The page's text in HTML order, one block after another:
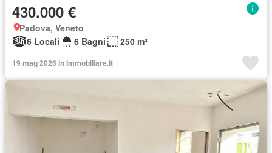
430.000 €
Padova, Veneto
6 Locali
6 Bagni 250 m²
19 mag 2026 in Immobiliare.it